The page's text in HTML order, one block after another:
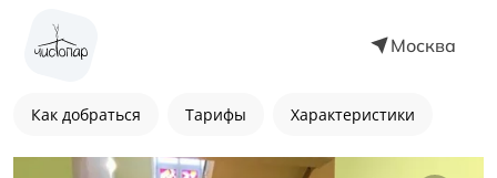
Москва
Как добраться Тарифы Характеристики